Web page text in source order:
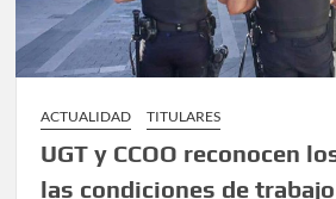
ACTUALIDAD TITULARES
UGT y CCOO reconocen
las condiciones de